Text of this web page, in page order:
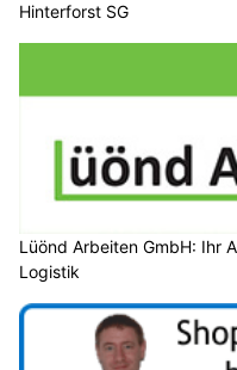
Hinterforst SG
Lüönd Arbeiten GmbH: Ihr
Logistik